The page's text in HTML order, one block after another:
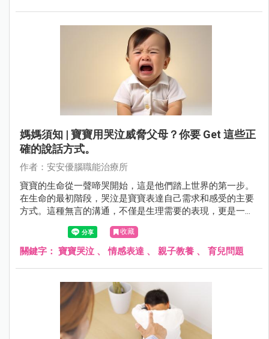
媽媽須知 | 寶寶用哭泣威脅父母？你要 Get 這些正
確的說話方式。
作者：安安優腦職能治療所
寶寶的生命從一聲啼哭開始，這是他們踏上世界的第一步。
在生命的最初階段，哭泣是寶寶表達自己需求和感受的主要
方式。這種無言的溝通，不僅是生理需要的表現，更是一種
自我語言訓練的基礎。從每天哭累計數小時到慢慢轉變為更
為複雜的情感表達，寶寶在這個過程中不僅學會了與世界互
動，還培養了一種基本的溝通能力。然而，隨著寶寶的成
一個值得注意的階段，因為過度縱容可能導致寶寶形成哭泣
的習慣，影響到他們未來的情感表達和應對能力。
收藏
關鍵字： 寶寶哭泣 、情感表達 、 親子教養 、 育兒問題